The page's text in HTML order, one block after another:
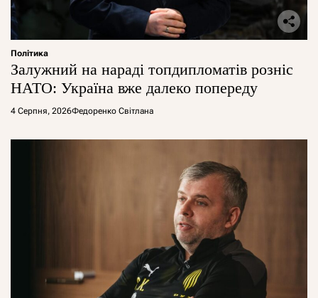
Політика
Залужний на нараді топдипломатів розніс
НАТО: Україна вже далеко попереду
4 Серпня, 2026Федоренко Світлана